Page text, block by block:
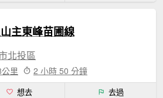
主東峰苗圃線
北投區
里 2 小時 50 分鐘
想去 去過